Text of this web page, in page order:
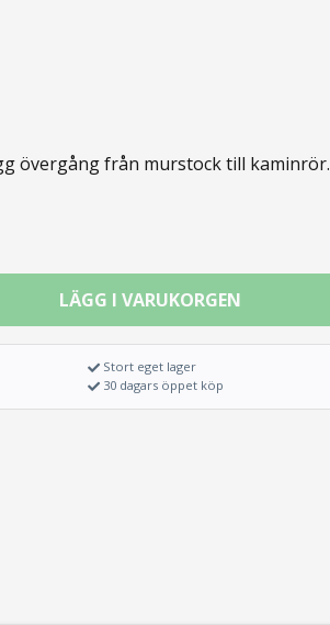
övergång från murstock till kaminrör.
LÄGG I VARUKORGEN
Stort eget lager
30 dagars öppet köp